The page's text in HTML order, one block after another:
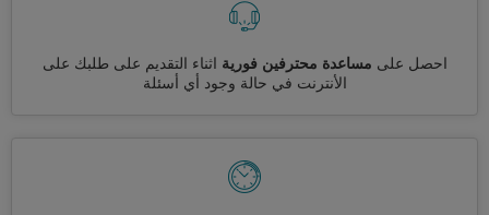
احصل على مساعدة محترفين فورية اثناء التقديم على طلبك على
الأنترنت في حالة وجود أي أسئلة